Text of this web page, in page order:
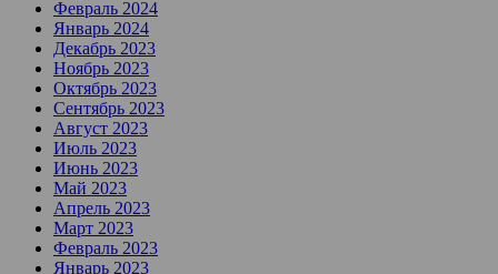
Февраль 2024
Январь 2024
Декабрь 2023
Ноябрь 2023
Октябрь 2023
Сентябрь 2023
Август 2023
Июль 2023
Июнь 2023
Май 2023
Апрель 2023
Март 2023
Февраль 2023
Январь 2023